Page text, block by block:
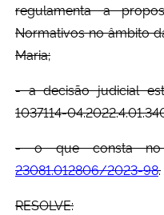
regulamenta a
Normativos no âmbito
Maria;
- a decisão judicial
1037114-
- o que consta no
23081.012806/2023-98.
RESOLVE: